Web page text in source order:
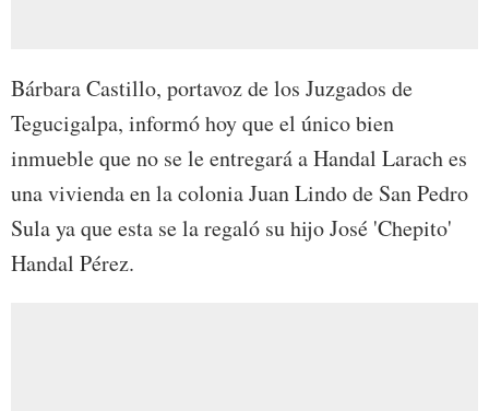
Bárbara Castillo, portavoz de los Juzgados de
Tegucigalpa, informó hoy que el único bien
inmueble que no se le entregará a Handal Larach es
una vivienda en la colonia Juan Lindo de San Pedro
Sula ya que esta se la regaló su hijo José 'Chepito'
Handal Pérez.